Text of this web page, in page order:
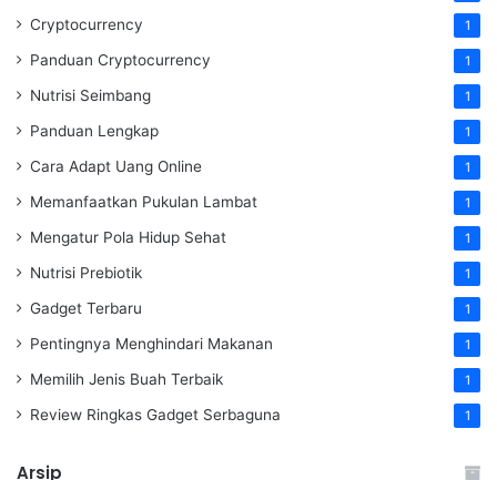
Cryptocurrency 1
Panduan Cryptocurrency 1
Nutrisi Seimbang 1
Panduan Lengkap 1
Cara Adapt Uang Online 1
Memanfaatkan Pukulan Lambat 1
Mengatur Pola Hidup Sehat 1
Nutrisi Prebiotik 1
Gadget Terbaru 1
Pentingnya Menghindari Makanan 1
Memilih Jenis Buah Terbaik 1
Review Ringkas Gadget Serbaguna 1
Arsip